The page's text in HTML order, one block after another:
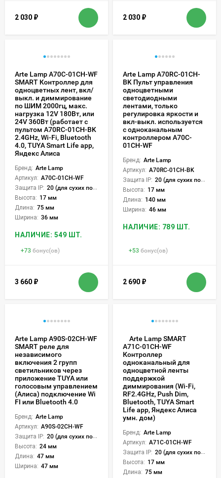
2 030 ₽ 2 030 ₽
Arte Lamp A70C-01CH-WF
SMART Контроллер для
одноцветных лент, вкл/
выкл. и диммирование
по ШИМ 2000гц, макс.
нагрузка 12V 180Вт, или
24V 360Вт (работает с
пультом A70RC-01CH-BK
2.4GHz, Wi-Fi, Bluetooth
4.0, TUYA Smart Life app,
Яндекс Алиса
Бренд: Arte Lamp
Артикул: A70C-01CH-WF
Защита IP: 20 (для сухих пом.)
Высота: 17 мм
Длина: 75 мм
Ширина: 36 мм
НАЛИЧИЕ: 549 ШТ.
+73 бонус(ов)
3 660 ₽
Arte Lamp A70RC-01CH-
BK Пульт управления
одноцветными
светодиодными
лентами, только
регулировка яркости и
вкл-выкл. используется
с одноканальным
контроллером A70C-
01CH-WF
Бренд: Arte Lamp
Артикул: A70RC-01CH-BK
Защита IP: 20 (для сухих пом.)
Высота: 17 мм
Длина: 140 мм
Ширина: 46 мм
НАЛИЧИЕ: 789 ШТ.
+53 бонус(ов)
2 690 ₽
Arte Lamp A90S-02CH-WF
SMART реле для
независимого
включения 2 групп
светильников через
приложение TUYA или
голосовым управлением
(Алиса) подключение Wi
FI или Bluetooth 4.0
Бренд: Arte Lamp
Артикул: A90S-02CH-WF
Защита IP: 20 (для сухих пом.)
Высота: 24 мм
Длина: 47 мм
Ширина: 47 мм
Arte Lamp SMART
A71C-01CH-WF
Контроллер
одноканальный для
одноцветной ленты
поддержкой
диммирования (Wi-Fi,
RF2.4GHz, Push Dim,
Bluetooth, TUYA Smart
Life app, Яндекс Алиса
умн. дом)
Бренд: Arte Lamp
Артикул: A71C-01CH-WF
Защита IP: 20 (для сухих пом.)
Высота: 17 мм
Длина: 75 мм